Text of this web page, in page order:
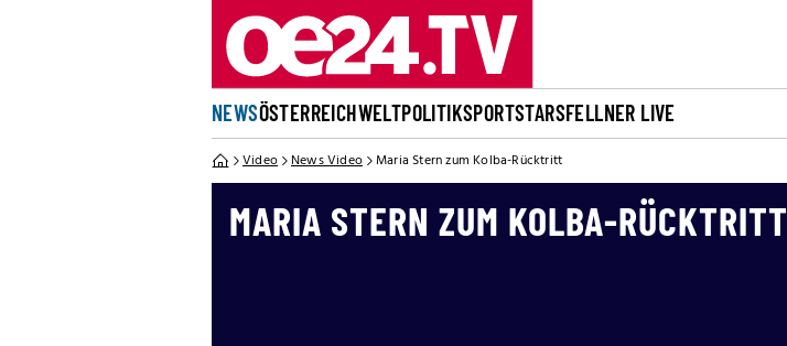
NEWSÖSTERREICHWELTPOLITIKSPORTSTARSFELLNER LIVE
Video News Video Maria Stern zum Kolba-Rücktritt
MARIA STERN ZUM KOLBA-RÜCKTRITT